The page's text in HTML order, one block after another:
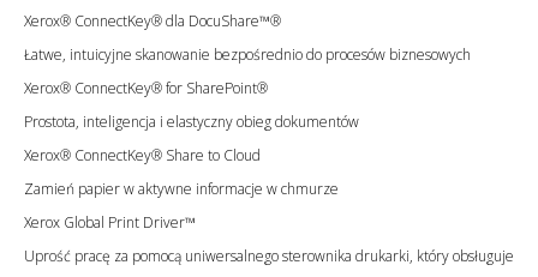
Xerox® ConnectKey® dla DocuShare™®
Łatwe, intuicyjne skanowanie bezpośrednio do procesów biznesowych
Xerox® ConnectKey® for SharePoint®
Prostota, inteligencja i elastyczny obieg dokumentów
Xerox® ConnectKey® Share to Cloud
Zamień papier w aktywne informacje w chmurze
Xerox Global Print Driver™
Uprość pracę za pomocą uniwersalnego sterownika drukarki, który obsługuje